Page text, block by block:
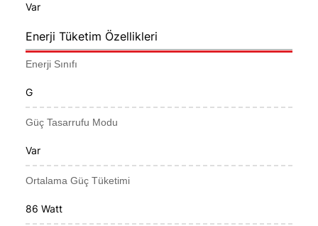
Var
Enerji Tüketim Özellikleri
Enerji Sınıfı
G
Güç Tasarrufu Modu
Var
Ortalama Güç Tüketimi
86 Watt